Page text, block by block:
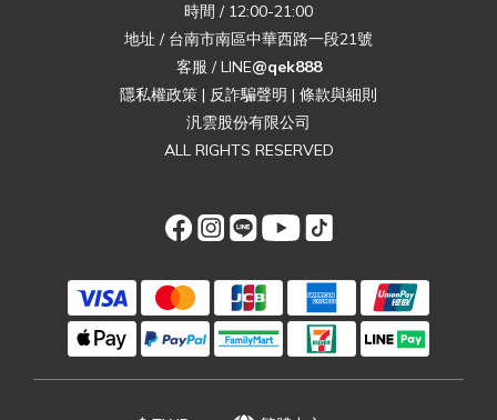
時間 / 12:00-21:00
地址 / 台南市南區中華西路一段21號
客服 / LINE@qek888
隱私權政策 | 反詐騙聲明 | 條款與細則
汎雲股份有限公司
ALL RIGHTS RESERVED